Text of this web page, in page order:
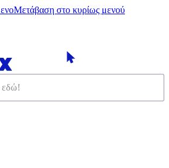
Μετάβαση στο κυρίως μενού